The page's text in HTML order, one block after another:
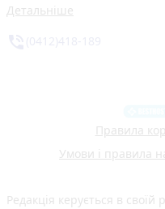
Детальніше
Правила
Умови і правила
Редакція керується в своїй